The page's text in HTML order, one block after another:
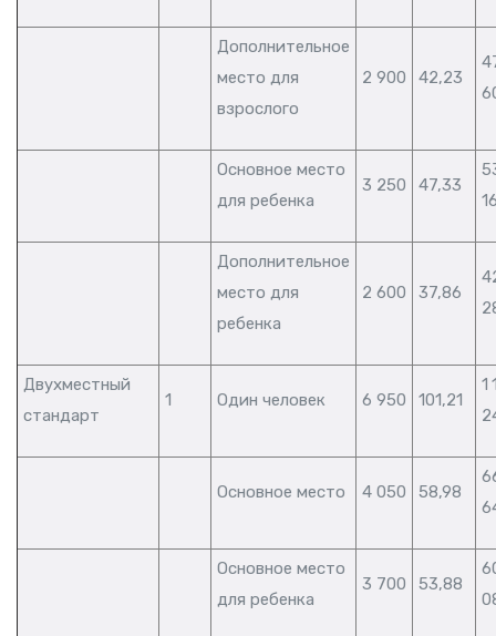
Дополнительное
место для
взрослого
2 900 42,23
Основное место
для ребенка
3 250 47,33
Дополнительное
место для
ребенка
2 600 37,86
Двухместный
стандарт
1 Один человек 6 950 101,21
1
Основное место 4 050 58,98
Основное место
для ребенка
3 700 53,88